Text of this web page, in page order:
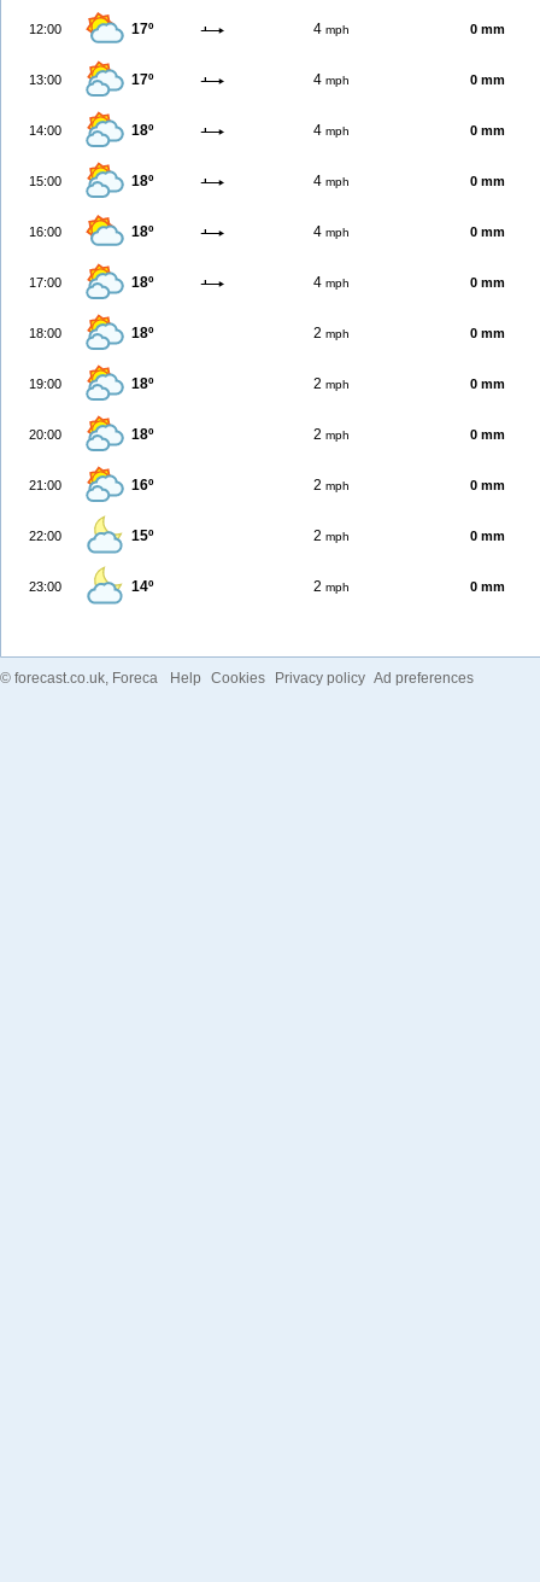
12:00 17º 4 mph 0 mm
13:00 17º 4 mph 0 mm
14:00 18º 4 mph 0 mm
15:00 18º 4 mph 0 mm
16:00 18º 4 mph 0 mm
17:00 18º 4 mph 0 mm
18:00 18º 2 mph 0 mm
19:00 18º 2 mph 0 mm
20:00 18º 2 mph 0 mm
21:00 16º 2 mph 0 mm
22:00 15º 2 mph 0 mm
23:00 14º 2 mph 0 mm
© forecast.co.uk , Foreca Help Cookies Privacy policy Ad preferences